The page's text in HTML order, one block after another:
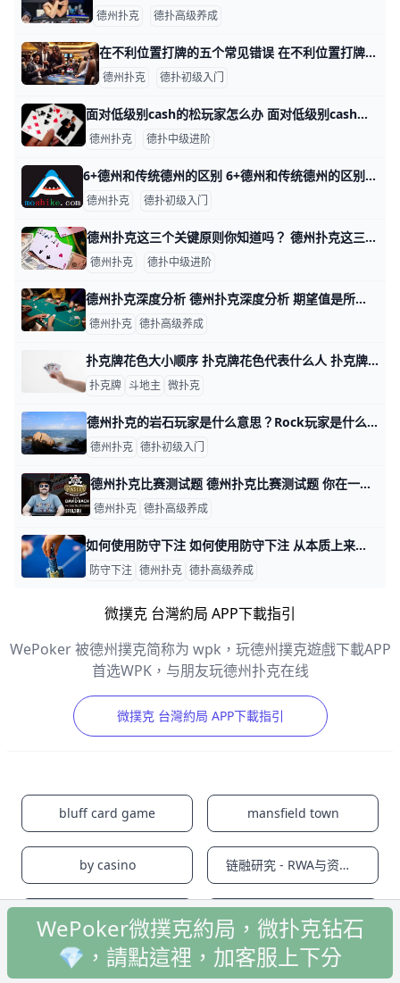
德州扑克 德扑高级养成
在不利位置打牌的五个常见错误 在不利位置打牌的五个常见错误 大多数人刚开始扑克学习时都知道，相对对手处于有利位置总是比处于不利位置更受欢迎。对于所有德州扑克游戏形式，特别是
德州扑克 德扑初级入门
面对低级别cash的松玩家怎么办 面对低级别cash的松玩家怎么办 去年市面上出了一本关于低级别cash策略的新书，内容主要讲的是$1-$2，$2-$5cash桌的打法，看书的
德州扑克 德扑中级进阶
6+德州和传统德州的区别 6+德州和传统德州的区别 6+德州在每条街的派牌和下注也基本和传统德州一样，唯一有一点区别的是在河牌圈的派牌。这个全新的游戏在河牌圈是给每位在
德州扑克 德扑初级入门
德州扑克这三个关键原则你知道吗？ 德州扑克这三个关键原则你知道吗？ 德州扑克有三大原则是所有玩德州扑克的朋友都必须知道的，那就是了解对手、科学打牌和资金管理。 要打好德州扑克的最
德州扑克 德扑中级进阶
德州扑克深度分析 德州扑克深度分析 期望值是所有可能结果的加权平均值。事实上，改变你考虑的场景往往是有益的。一方面，你可以把多个场景聚集成组。这给你了更少的场景
德州扑克 德扑高级养成
扑克牌花色大小顺序 扑克牌花色代表什么人 扑克牌分为四种花色：黑桃、方块、梅花和红桃，但各国人民都以本国民族文化对四种花色给予不同的文化阐述，比如说，中国人将四种花色理解为春、夏、秋
扑克牌 斗地主 微扑克
德州扑克的岩石玩家是什么意思？Rock玩家是什么意思？ 德州扑克中有八大类型的玩家，分别为：岩石玩家（Rocks），糊涂虫（Nits），疯狂玩家（Maniacs），弱紧型（Weak Tight Players
德州扑克 德扑初级入门
德州扑克比赛测试题 德州扑克比赛测试题 你在一个1000美元买入扑克锦标赛的后期阶段。盲注是15000/30000，你有1300000筹码。你在HJ位置拿着A♥ 1
德州扑克 德扑高级养成
如何使用防守下注 如何使用防守下注 从本质上来说，防守下注的目标，就是最小化你在边缘情况下的损失，通常在这些情况中，你无法确定自己是否持有最好的牌，但又不得不跟
防守下注 德州扑克 德扑高级养成
微撲克 台灣約局 APP下載指引
WePoker 被德州撲克简称为 wpk，玩德州撲克遊戲下載APP
首选WPK，与朋友玩德州扑克在线
微撲克 台灣約局 APP下載指引
bluff card game mansfield town
by casino 链融研究 - RWA与资产代币化观察
OKB交易所官网-实时掌握数字资产市场动态 o易交易所app下载 - 手机端安装与交易平台使用说明
Facebook
Instagram
Twitter
WePoker微撲克約局，微扑克钻石
💎，請點這裡，加客服上下分